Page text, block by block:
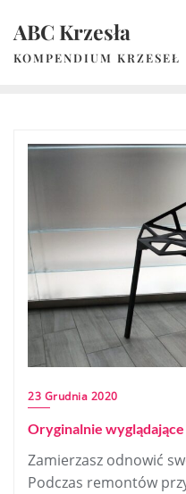
content
ABC Krzesła
KOMPENDIUM KRZESEŁ
23 Grudnia 2020
Oryginalnie wyglądające
Zamierzasz odnowić
Podczas remontów